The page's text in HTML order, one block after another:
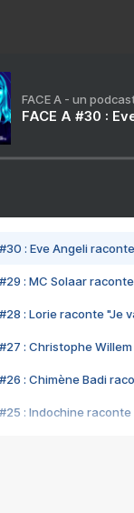
FACE A - un
FACE A #30 :
#30 : Eve Angeli
#29 : MC Solaar
#28 : Lorie raconte "Je
#27 : Christophe
#26 : Chimène Badi
#25 : Indochine